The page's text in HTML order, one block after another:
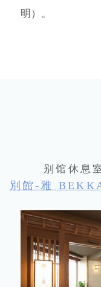
明）。
别馆休息
別館-雅